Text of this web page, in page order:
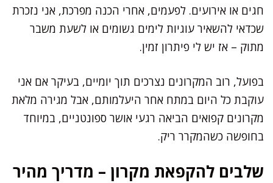
חגים או אירועים. לפעמים, אחרי הכנה מפרכת, אני נזכרת
שכדאי להשאיר עוגיות לימים גשומים או לשעת משבר
מתוק – אז יש לי פיתרון זמין.
בפועל, רוב המקרונים נצרכים תוך יומיים, בעיקר אם אני
עוקבת כל היום במתח אחר היעלמותם, אבל מגירה מלאת
מקרונים קפואים הביאה רגעי אושר ספונטניים, במיוחד
בחופשה כשהמקרר ריק.
שלבים להקפאת מקרון – מדריך מהיר